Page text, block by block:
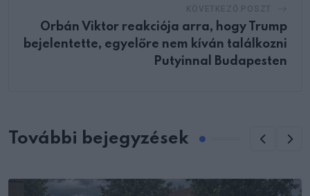
Orbán Viktor reakciója arra, hogy Trump
bejelentette, egyelőre nem kíván találkozni
Putyinnal Budapesten
További bejegyzések